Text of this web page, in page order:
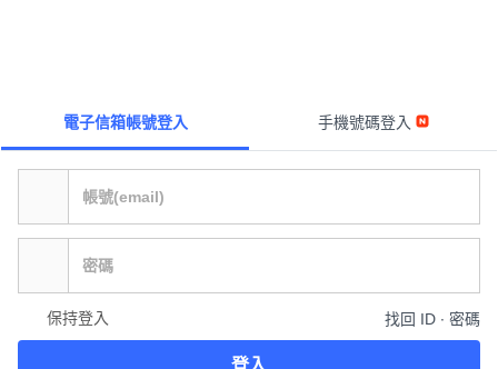
電子信箱帳號登入 手機號碼登入
保持登入 找回 ID ∙ 密碼
登入